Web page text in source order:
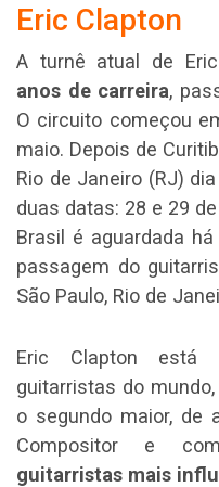
Eric Clapton
A turnê atual de
anos de carreira,
O circuito começou
maio. Depois de
Rio de Janeiro (RJ)
duas datas: 28 e 29
Brasil é aguardada
passagem do
São Paulo, Rio de
Eric Clapton está
guitarristas do
o segundo maior, de
Compositor e
guitarristas mais